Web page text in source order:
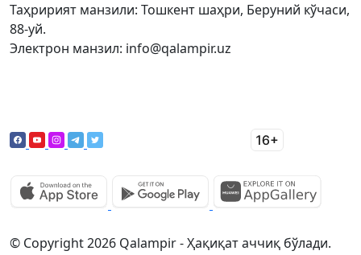
Таҳририят манзили: Тошкент шаҳри, Беруний кўчаси,
88-уй.
Электрон манзил: info@qalampir.uz
© Copyright 2026 Qalampir - Ҳақиқат аччиқ бўлади.